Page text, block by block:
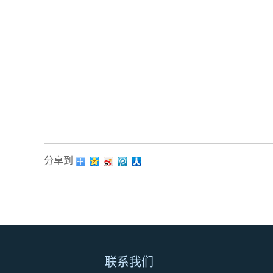
分享到：
联系我们